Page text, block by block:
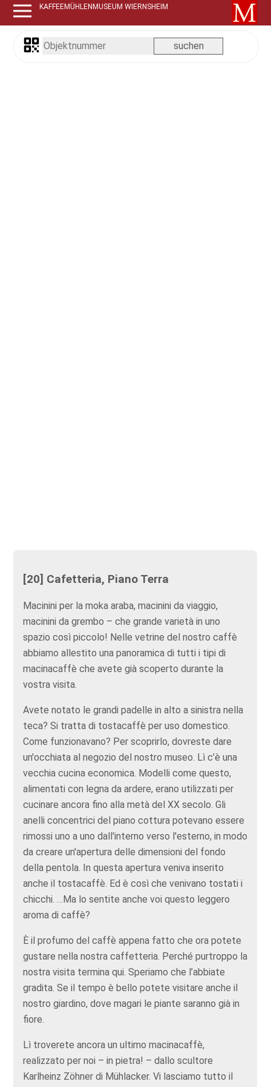
KAFFEEMÜHLENMUSEUM WIERNSHEIM
[20] Cafetteria, Piano Terra
Macinini per la moka araba, macinini da viaggio,
macinini da grembo – che grande varietà in uno
spazio così piccolo! Nelle vetrine del nostro caffè
abbiamo allestito una panoramica di tutti i tipi di
macinacaffè che avete già scoperto durante la
vostra visita.
Avete notato le grandi padelle in alto a sinistra nella
teca? Si tratta di tostacaffè per uso domestico.
Come funzionavano? Per scoprirlo, dovreste dare
un'occhiata al negozio del nostro museo. Lì c’è una
vecchia cucina economica. Modelli come questo,
alimentati con legna da ardere, erano utilizzati per
cucinare ancora fino alla metà del XX secolo. Gli
anelli concentrici del piano cottura potevano essere
rimossi uno a uno dall'interno verso l'esterno, in modo
da creare un'apertura delle dimensioni del fondo
della pentola. In questa apertura veniva inserito
anche il tostacaffè. Ed è così che venivano tostati i
chicchi. …Ma lo sentite anche voi questo ​​leggero
aroma di caffè?
È il profumo del caffè appena fatto che ora potete
gustare nella nostra caffetteria. Perché purtroppo la
nostra visita termina qui. Speriamo che l’abbiate
gradita. Se il tempo è bello potete visitare anche il
nostro giardino, dove magari le piante saranno già in
fiore.
Lì troverete ancora un ultimo macinacaffè,
realizzato per noi – in pietra! – dallo scultore
Karlheinz Zöhner di Mühlacker. Vi lasciamo tutto il